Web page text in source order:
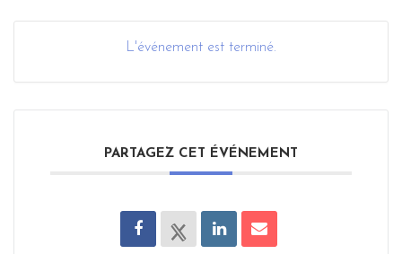
L'événement est terminé.
PARTAGEZ CET ÉVÉNEMENT